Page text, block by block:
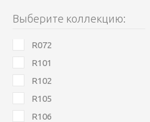
Выберите коллекцию:
R072
R101
R102
R105
R106